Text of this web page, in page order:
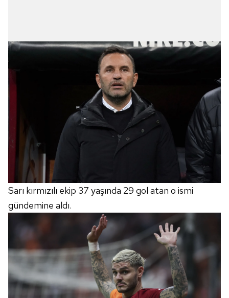
Sarı kırmızılı ekip 37 yaşında 29 gol atan o ismi
gündemine aldı.